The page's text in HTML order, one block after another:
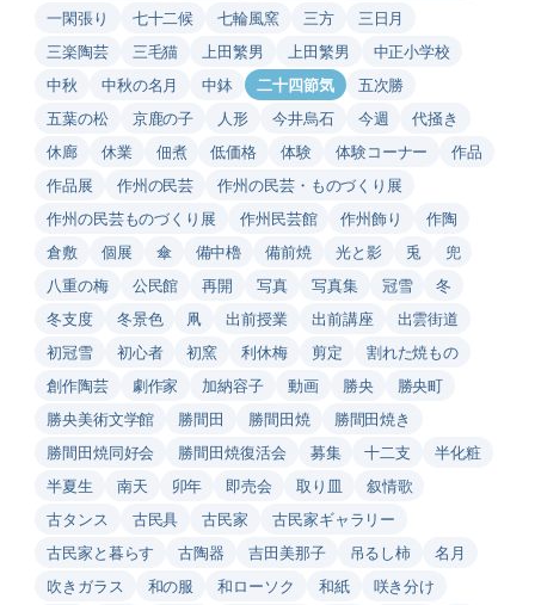
一閑張り
七十二候 七輪風窯 三方
三日月
三楽陶芸
三毛猫 上田繁男 上田繁男
中正小学校
中秋
中秋の名月 中鉢 二十四節気
五次勝
五葉の松
京鹿の子 人形 今井烏石 今週
代掻き
休廊
休業 佃煮 低価格 体験 体験コーナー
作品
作品展
作州の民芸
作州の民芸・ものづくり展
作州の民芸ものづくり展
作州民芸館 作州飾り
作陶
倉敷
個展 傘 備中櫓 備前焼 光と影 兎
兜
八重の梅
公民館 再開 写真 写真集 冠雪
冬
冬支度
冬景色 凧 出前授業 出前講座
出雲街道
初冠雪
初心者 初窯 利休梅 剪定
割れた焼もの
創作陶芸
劇作家 加納容子 動画 勝央
勝央町
勝央美術文学館
勝間田 勝間田焼
勝間田焼き
勝間田焼同好会
勝間田焼復活会 募集 十二支
半化粧
半夏生
南天 卯年 即売会 取り皿
叙情歌
古タンス
古民具 古民家
古民家ギャラリー
古民家と暮らす
古陶器 吉田美那子 吊るし柿
名月
吹きガラス
和の服 和ローソク 和紙
咲き分け